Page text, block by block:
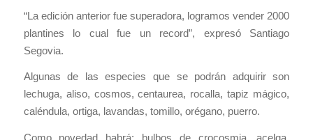
“La edición anterior fue superadora, logramos vender 2000
plantines lo cual fue un record”, expresó Santiago
Segovia.
Algunas de las especies que se podrán adquirir son
lechuga, aliso, cosmos, centaurea, rocalla, tapiz mágico,
caléndula, ortiga, lavandas, tomillo, orégano, puerro.
Como novedad habrá: bulbos de crocosmia, acelga,